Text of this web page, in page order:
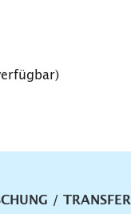
/ TRANSFER